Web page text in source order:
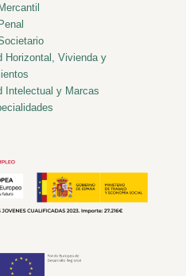
Horizontal, Vivienda y
Intelectual y Marcas